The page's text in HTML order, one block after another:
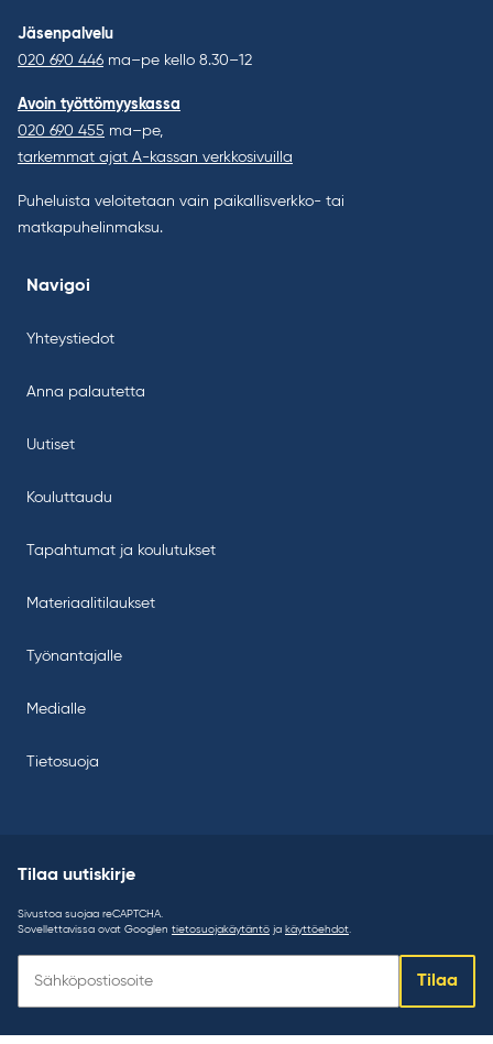
Jäsenpalvelu
020 690 446 ma–pe kello 8.30–12
Avoin työttömyyskassa
020 690 455 ma–pe,
tarkemmat ajat A-kassan verkkosivuilla
Puheluista veloitetaan vain paikallisverkko- tai
matkapuhelinmaksu.
Navigoi
Yhteystiedot
Anna palautetta
Uutiset
Kouluttaudu
Tapahtumat ja koulutukset
Materiaalitilaukset
Työnantajalle
Medialle
Tietosuoja
Tilaa uutiskirje
Sivustoa suojaa reCAPTCHA.
Sovellettavissa ovat Googlen tietosuojakäytäntö ja käyttöehdot.
uutiskirje:
Tilaa